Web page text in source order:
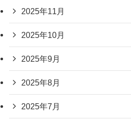
2025年11月
2025年10月
2025年9月
2025年8月
2025年7月